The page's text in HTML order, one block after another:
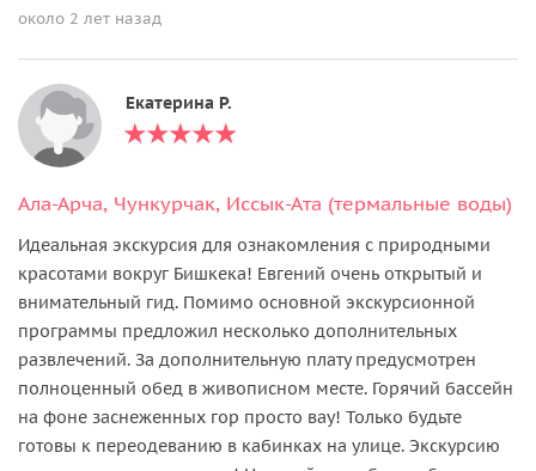
около 2 лет назад
Екатерина Р.
Ала-Арча, Чункурчак, Иссык-Ата (термальные воды)
Идеальная экскурсия для ознакомления с природными
красотами вокруг Бишкека! Евгений очень открытый и
внимательный гид. Помимо основной экскурсионной
программы предложил несколько дополнительных
развлечений. За дополнительную плату предусмотрен
полноценный обед в живописном месте. Горячий бассейн
на фоне заснеженных гор просто вау! Только будьте
готовы к переодеванию в кабинках на улице. Экскурсию